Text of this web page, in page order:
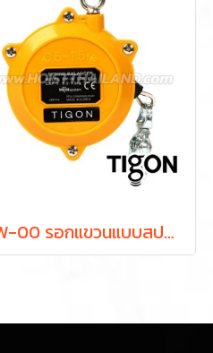
TW-00 รอกแขวนแบบสปริง ยกได้ 0.5-1.5 กก. ระยะยก 0.5 ม. "TIGON" มาตรฐานสากลจากประเทศเกาหลี